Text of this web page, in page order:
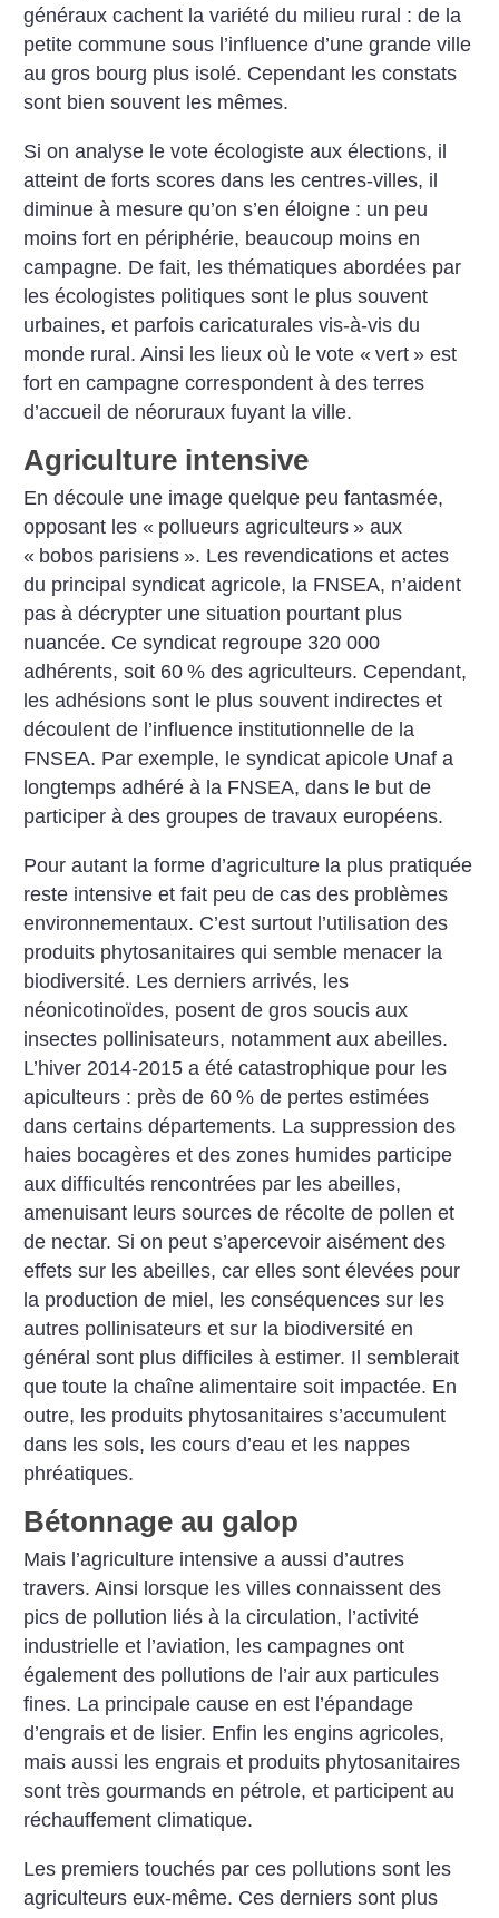
généraux cachent la variété du milieu rural : de la
petite commune sous l’influence d’une grande ville
au gros bourg plus isolé. Cependant les constats
sont bien souvent les mêmes.
Si on analyse le vote écologiste aux élections, il
atteint de forts scores dans les centres-villes, il
diminue à mesure qu’on s’en éloigne : un peu
moins fort en périphérie, beaucoup moins en
campagne. De fait, les thématiques abordées par
les écologistes politiques sont le plus souvent
urbaines, et parfois caricaturales vis-à-vis du
monde rural. Ainsi les lieux où le vote « vert » est
fort en campagne correspondent à des terres
d’accueil de néoruraux fuyant la ville.
Agriculture intensive
En découle une image quelque peu fantasmée,
opposant les « pollueurs agriculteurs » aux
« bobos parisiens ». Les revendications et actes
du principal syndicat agricole, la FNSEA, n’aident
pas à décrypter une situation pourtant plus
nuancée. Ce syndicat regroupe 320 000
adhérents, soit 60 % des agriculteurs. Cependant,
les adhésions sont le plus souvent indirectes et
découlent de l’influence institutionnelle de la
FNSEA. Par exemple, le syndicat apicole Unaf a
longtemps adhéré à la FNSEA, dans le but de
participer à des groupes de travaux européens.
Pour autant la forme d’agriculture la plus pratiquée
reste intensive et fait peu de cas des problèmes
environnementaux. C’est surtout l’utilisation des
produits phytosanitaires qui semble menacer la
biodiversité. Les derniers arrivés, les
néonicotinoïdes, posent de gros soucis aux
insectes pollinisateurs, notamment aux abeilles.
L’hiver 2014-2015 a été catastrophique pour les
apiculteurs : près de 60 % de pertes estimées
dans certains départements. La suppression des
haies bocagères et des zones humides participe
aux difficultés rencontrées par les abeilles,
amenuisant leurs sources de récolte de pollen et
de nectar. Si on peut s’apercevoir aisément des
effets sur les abeilles, car elles sont élevées pour
la production de miel, les conséquences sur les
autres pollinisateurs et sur la biodiversité en
général sont plus difficiles à estimer. Il semblerait
que toute la chaîne alimentaire soit impactée. En
outre, les produits phytosanitaires s’accumulent
dans les sols, les cours d’eau et les nappes
phréatiques.
Bétonnage au galop
Mais l’agriculture intensive a aussi d’autres
travers. Ainsi lorsque les villes connaissent des
pics de pollution liés à la circulation, l’activité
industrielle et l’aviation, les campagnes ont
également des pollutions de l’air aux particules
fines. La principale cause en est l’épandage
d’engrais et de lisier. Enfin les engins agricoles,
mais aussi les engrais et produits phytosanitaires
sont très gourmands en pétrole, et participent au
réchauffement climatique.
Les premiers touchés par ces pollutions sont les
agriculteurs eux-même. Ces derniers sont plus